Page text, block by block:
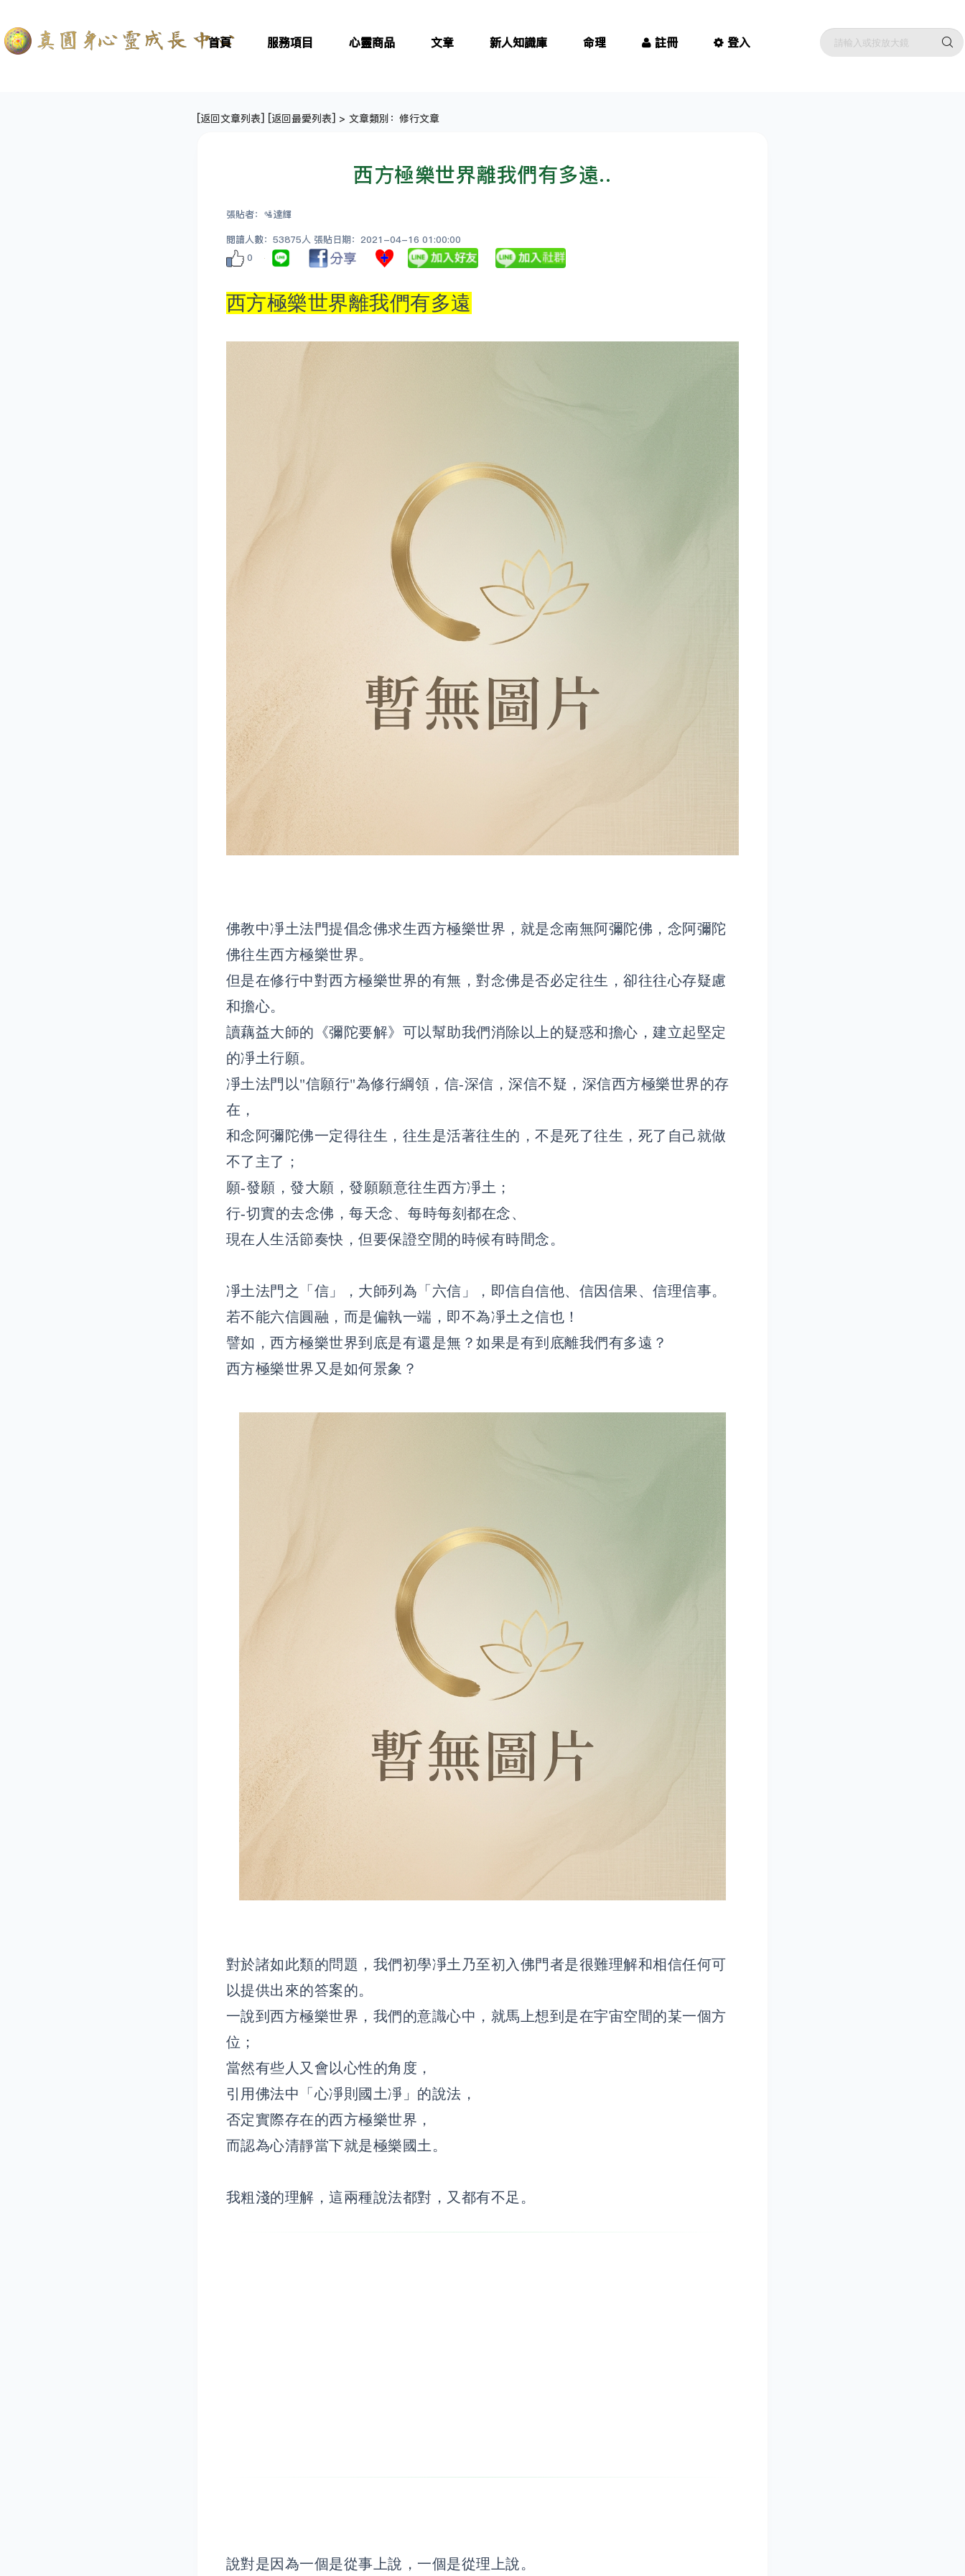
首頁 服務項目 心靈商品 文章 新人知識庫 命理 註冊 登入
[返回文章列表] [返回最愛列表] > 文章類別：修行文章
西方極樂世界離我們有多遠..
張貼者：🛂達輝
閱讀人數：53875人 張貼日期：2021-04-16 01:00:00
0
西方極樂世界離我們有多遠
佛教中凈土法門提倡念佛求生西方極樂世界，就是念南無阿彌陀佛，念阿彌陀
佛往生西方極樂世界。
但是在修行中對西方極樂世界的有無，對念佛是否必定往生，卻往往心存疑慮
和擔心。
讀藕益大師的《彌陀要解》可以幫助我們消除以上的疑惑和擔心，建立起堅定
的凈土行願。
凈土法門以"信願行"為修行綱領，信-深信，深信不疑，深信西方極樂世界的存
在，
和念阿彌陀佛一定得往生，往生是活著往生的，不是死了往生，死了自己就做
不了主了；
願-發願，發大願，發願願意往生西方凈土；
行-切實的去念佛，每天念、每時每刻都在念、
現在人生活節奏快，但要保證空閒的時候有時間念。
凈土法門之「信」，大師列為「六信」，即信自信他、信因信果、信理信事。
若不能六信圓融，而是偏執一端，即不為凈土之信也！
譬如，西方極樂世界到底是有還是無？如果是有到底離我們有多遠？
西方極樂世界又是如何景象？
對於諸如此類的問題，我們初學凈土乃至初入佛門者是很難理解和相信任何可
以提供出來的答案的。
一說到西方極樂世界，我們的意識心中，就馬上想到是在宇宙空間的某一個方
位；
當然有些人又會以心性的角度，
引用佛法中「心凈則國土凈」的說法，
否定實際存在的西方極樂世界，
而認為心清靜當下就是極樂國土。
我粗淺的理解，這兩種說法都對，又都有不足。
說對是因為一個是從事上說，一個是從理上說。